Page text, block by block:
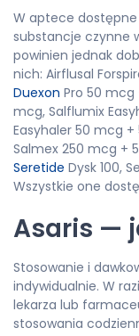
W aptece
substancje czynne
powinien jednak
nich: Airflusal
Duexon Pro 50 mcg
mcg, Salflumix
Easyhaler 50 mcg
Salmex 250 mcg +
Seretide Dysk 100,
Wszystkie one
Asaris —
Stosowanie i
indywidualnie. W
lekarza lub
stosowania